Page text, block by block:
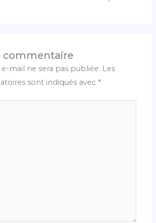
commentaire
mail ne sera pas publiée. Les
sont indiqués avec *